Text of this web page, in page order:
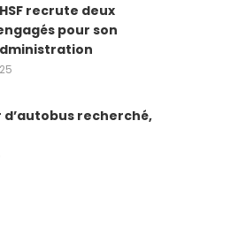
recrute deux
pour son
recherché,